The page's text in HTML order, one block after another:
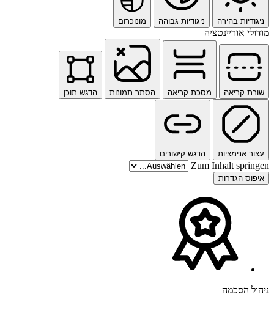
ניגודיות בהירה ניגודיות גבוהה מונוכרום
מודולי אוריינטציה
שורת קריאה מסכת קריאה הסתר תמונות הדגש תוכן
עצור אנימציות הדגש קישורים
Zum Inhalt springen
איפוס הגדרות
ניהול הסכמה